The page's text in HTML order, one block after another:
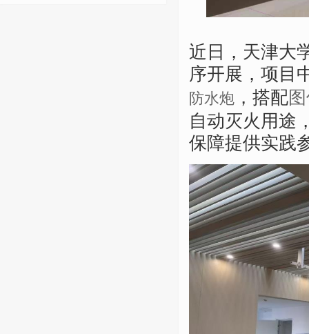
近日，天津大
序开展，项目
防水炮 ，搭配
自动灭火用途
保障提供实践